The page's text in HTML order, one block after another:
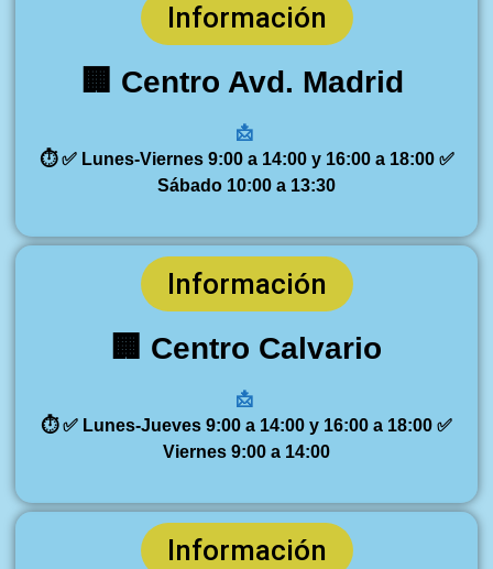
Información
🏢 Centro Avd. Madrid
📩
⏱️ ✅ Lunes-Viernes 9:00 a 14:00 y 16:00 a 18:00 ✅
Sábado 10:00 a 13:30
Información
🏢 Centro Calvario
📩
⏱️ ✅ Lunes-Jueves 9:00 a 14:00 y 16:00 a 18:00 ✅
Viernes 9:00 a 14:00
Información